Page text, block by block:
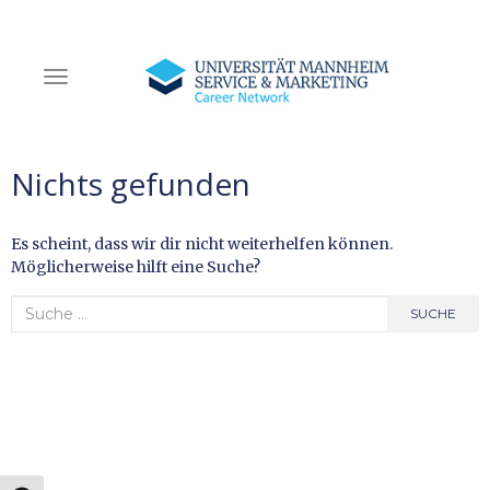
NAVIGATION EIN-/AUSSCHALTEN
Nichts gefunden
Es scheint, dass wir dir nicht weiterhelfen können.
Möglicherweise hilft eine Suche?
Suche
Search SUCHE